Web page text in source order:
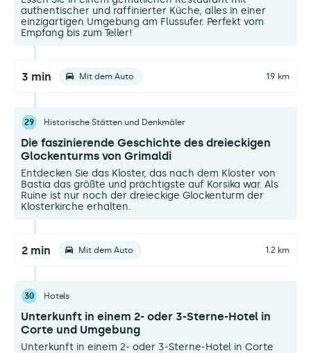
authentischer und raffinierter Küche, alles in einer
einzigartigen Umgebung am Flussufer. Perfekt vom
Empfang bis zum Teller!
3 min Mit dem Auto 1.9 km
29 Historische Stätten und Denkmäler
Die faszinierende Geschichte des dreieckigen
Glockenturms von Grimaldi
Entdecken Sie das Kloster, das nach dem Kloster von
Bastia das größte und prächtigste auf Korsika war. Als
Ruine ist nur noch der dreieckige Glockenturm der
Klosterkirche erhalten.
2 min Mit dem Auto 1.2 km
30 Hotels
Unterkunft in einem 2- oder 3-Sterne-Hotel in
Corte und Umgebung
Unterkunft in einem 2- oder 3-Sterne-Hotel in Corte